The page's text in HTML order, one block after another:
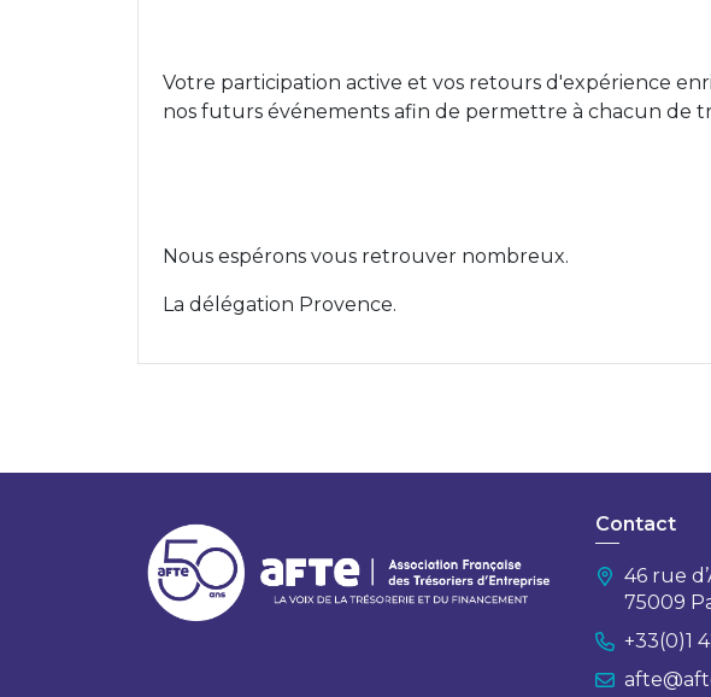
Votre participation active et vos retours d'expérience
nos futurs événements afin de permettre à chacun de
Nous espérons vous retrouver nombreux.
La délégation Provence.
Contact
46 rue
75009
+33(0)1